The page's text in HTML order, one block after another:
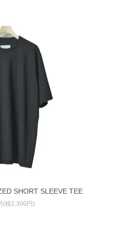
SHORT SLEEVE TEE
(税2,300円)